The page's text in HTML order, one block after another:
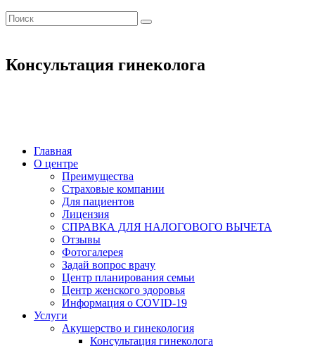
Консультация гинеколога
Главная
О центре
Преимущества
Страховые компании
Для пациентов
Лицензия
СПРАВКА ДЛЯ НАЛОГОВОГО ВЫЧЕТА
Отзывы
Фотогалерея
Задай вопрос врачу
Центр планирования семьи
Центр женского здоровья
Информация о COVID-19
Услуги
Акушерство и гинекология
Консультация гинеколога